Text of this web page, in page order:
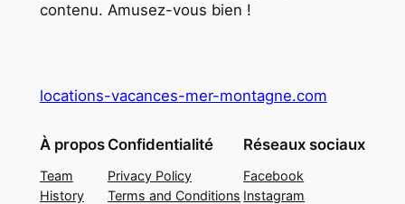
contenu. Amusez-vous bien !
locations-vacances-mer-montagne.com
À propos
Team
History
Confidentialité
Privacy Policy
Terms and Conditions
Réseaux sociaux
Facebook
Instagram